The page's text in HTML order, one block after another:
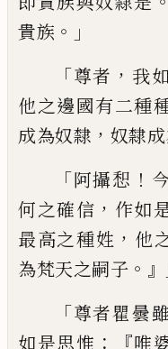
貴族 。」
「尊者 ， 我
他之邊國有二種
成為奴隸 ， 奴隸
「阿攝惒 ！
何之確信 ， 作如
最高之種姓 ， 他
為梵天之嗣子 。』
「尊者瞿曇
如是思惟 ：『唯